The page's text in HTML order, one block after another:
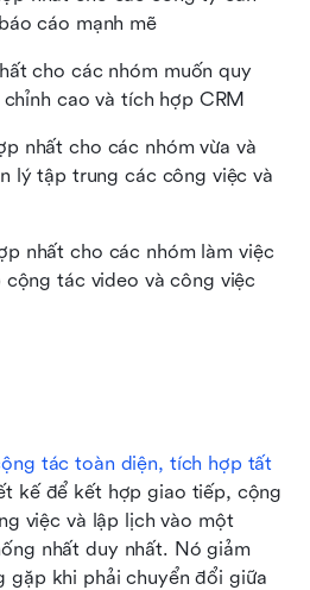
cáo mạnh mẽ
cho các nhóm muốn quy
cao và tích hợp CRM
nhất cho các nhóm vừa và
lý tập trung các công việc và
nhất cho các nhóm làm việc
tác video và công việc
tác toàn diện, tích hợp tất
kế để kết hợp giao tiếp, cộng
việc và lập lịch vào một
nhất duy nhất. Nó giảm
gặp khi phải chuyển đổi giữa